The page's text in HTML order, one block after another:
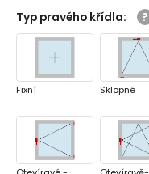
Typ pravého křídla:
Fixní Sklopné